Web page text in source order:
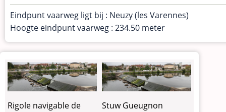
Eindpunt vaarweg ligt bij : Neuzy (les Varennes)
Hoogte eindpunt vaarweg : 234.50 meter
Rigole navigable de
Stuw Gueugnon